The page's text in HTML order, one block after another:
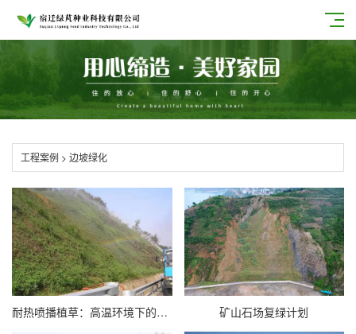
工程案例 > 边坡绿化
耐热喷播植草：高温环境下的生态修复利器 矿山石场复绿计划